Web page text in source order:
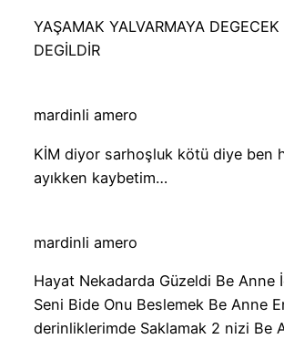
YAŞAMAK YALVARMAYA DEGECEK
DEGİLDİR
mardinli amero
KİM diyor sarhoşluk kötü diye ben
ayıkken kaybetim…
mardinli amero
Hayat Nekadarda Güzeldi Be Anne
Seni Bide Onu Beslemek Be Anne
derinliklerimde Saklamak 2 nizi Be